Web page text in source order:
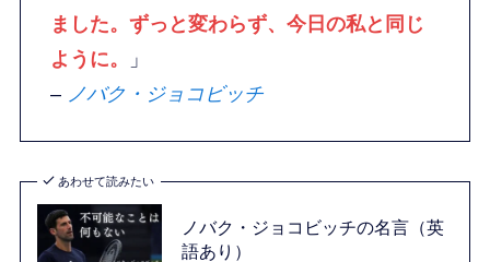
ました。ずっと変わらず、今日の私と同じ
ように。
」
– ノバク・ジョコビッチ
あわせて読みたい
ノバク・ジョコビッチの名言（英
語あり）